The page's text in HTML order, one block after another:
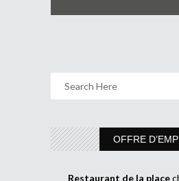
OFFRE
Restaurant de la place